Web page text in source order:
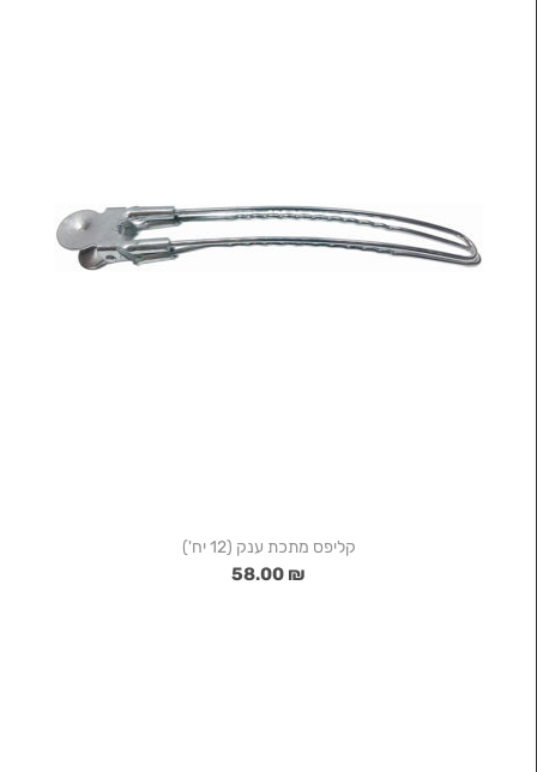
קליפס מתכת ענק (12 יח')
₪ 58.00